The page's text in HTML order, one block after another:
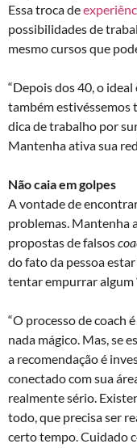
Essa troca de
possibilidades de
mesmo cursos que
“Depois dos 40, o
também estivéssemos
dica de trabalho por
Mantenha ativa sua
Não caia em golpes
A vontade de
problemas. Mantenha
propostas de falsos
do fato da pessoa
tentar empurrar algum
“O processo de coach
nada mágico. Mas, se
a recomendação é
conectado com sua
realmente sério.
todo, que precisa ser
certo tempo. Cuidado